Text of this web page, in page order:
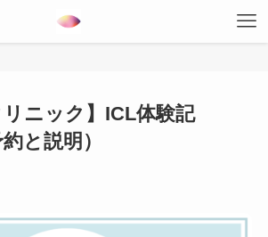
リニック】ICL体験記
と説明）